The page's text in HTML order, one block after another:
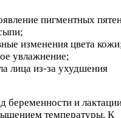
пигментных
изменения цвета
увлажнение;
лица из-за ухудшения
беременности и
температуры. К